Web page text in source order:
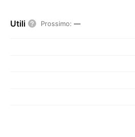
Utili Prossimo: —